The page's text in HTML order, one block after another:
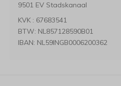
9501 EV Stadskanaal
KVK : 67683541
BTW: NL857128590B01
IBAN: NL59INGB0006200362